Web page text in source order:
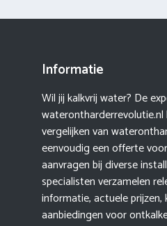
Informatie
Wil jij kalkvrij water? De
waterontharderrevolutie.nl
vergelijken van
eenvoudig een offerte
aanvragen bij diverse
specialisten verzamelen
informatie, actuele
aanbiedingen voor